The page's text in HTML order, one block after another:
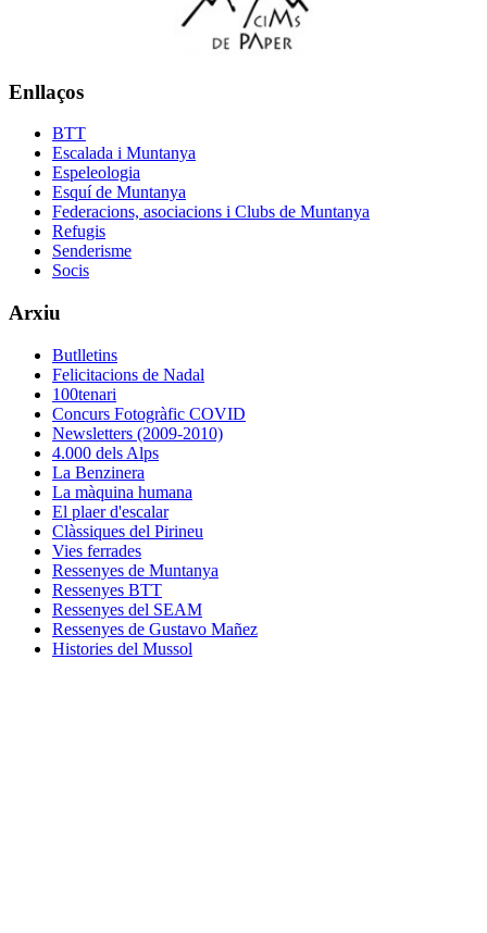
Enllaços
BTT
Escalada i Muntanya
Espeleologia
Esquí de Muntanya
Federacions, asociacions i Clubs de Muntanya
Refugis
Senderisme
Socis
Arxiu
Butlletins
Felicitacions de Nadal
100tenari
Concurs Fotogràfic COVID
Newsletters (2009-2010)
4.000 dels Alps
La Benzinera
La màquina humana
El plaer d'escalar
Clàssiques del Pirineu
Vies ferrades
Ressenyes de Muntanya
Ressenyes BTT
Ressenyes del SEAM
Ressenyes de Gustavo Mañez
Histories del Mussol